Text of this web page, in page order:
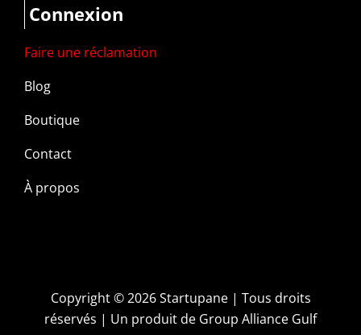
Connexion
Faire une réclamation
Blog
Boutique
Contact
À propos
Copyright ©2026 Startupane | Tous droits
réservés | Un produit de Group Alliance Gulf